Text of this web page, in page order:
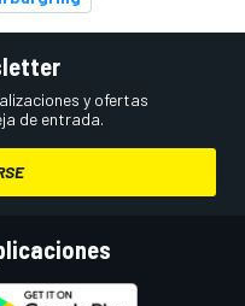
y ofertas
de entrada.